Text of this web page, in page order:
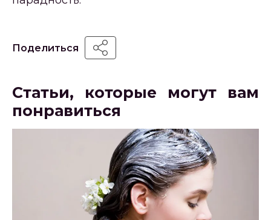
Поделиться
Статьи, которые могут вам
понравиться